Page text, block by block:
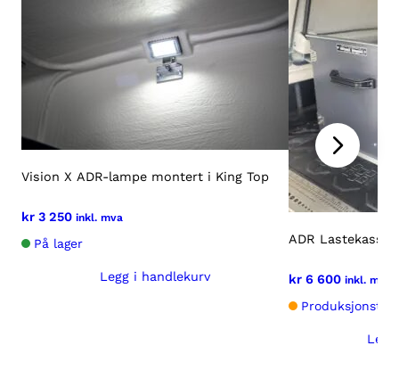
Vision X ADR-lampe montert i King Top
kr 3 250 inkl. mva
På lager
Legg i handlekurv
ADR Lastekasse
kr 6 600 inkl. mva